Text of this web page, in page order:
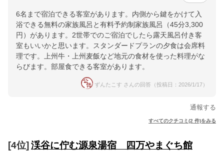
6名まで宿泊できる客室があります。内側から鍵をかけて入
浴できる無料の家族風呂と有料予約制家族風呂（45分3,300
円）があります。2世帯でのご宿泊でしたら露天風呂付き客
室もいいかと思います。スタンダードプランの夕食は会席料
理です。上州牛・上州麦飯など地元の食材を使った料理がな
らびます。部屋食できる客室があります。
ずんたこす さんの回答（投稿日：2026/1/17）
通報する
すべてのクチコミ(2 件)をみる
[4位] 渓谷に佇む源泉湯宿 四万やまぐち館